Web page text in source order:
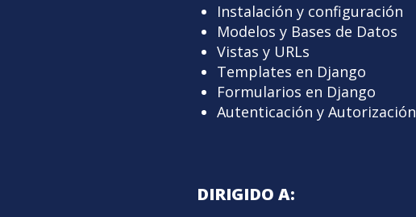
Instalación y configuración
Modelos y Bases de Datos
Vistas y URLs
Templates en Django
Formularios en Django
Autenticación y Autorización
DIRIGIDO A: